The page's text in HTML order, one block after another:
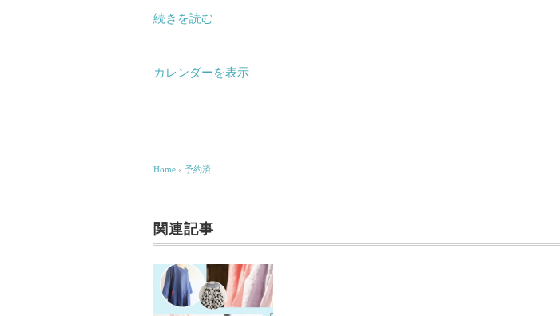
続きを読む
カレンダーを表示
Home › 予約済
関連記事